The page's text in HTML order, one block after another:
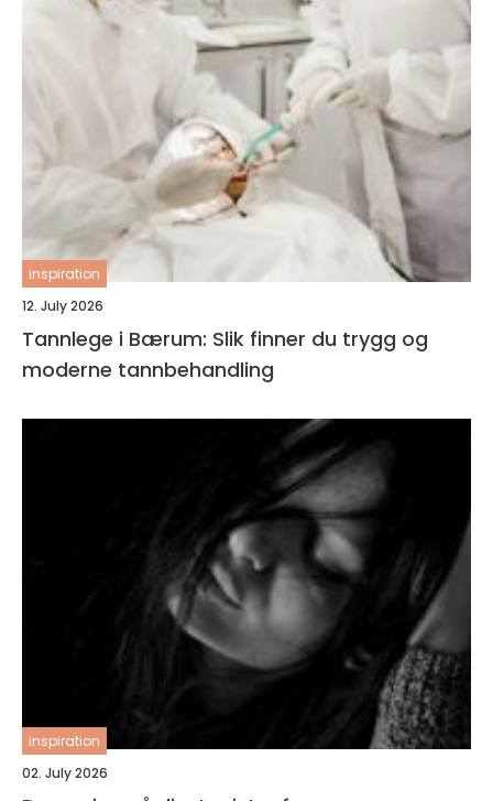
inspiration
12. July 2026
Tannlege i Bærum: Slik finner du trygg og
moderne tannbehandling
inspiration
02. July 2026